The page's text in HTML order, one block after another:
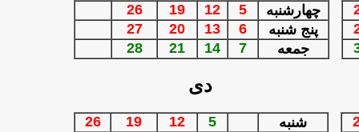
26
19 12 5
چهارشنبه
27
20 13 6
پنج شنبه
28
21 14 7 جمعه
دی
26 19 12 5
شنبه